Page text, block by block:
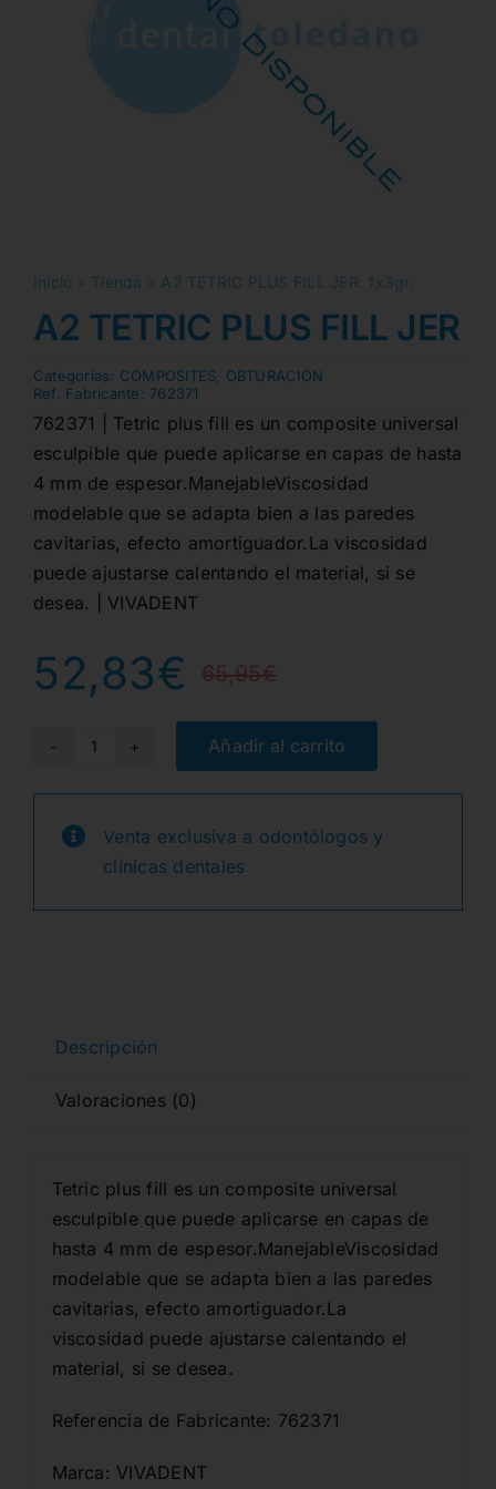
Inicio » Tienda » A2 TETRIC PLUS FILL JER. 1x3gr.
A2 TETRIC PLUS FILL JER.
Categorias: COMPOSITES
OBTURACIÓN
Ref. Fabricante: 762371
762371 | Tetric plus fill es un composite universal
esculpible que puede aplicarse en capas de hasta
4 mm de espesor.ManejableViscosidad
modelable que se adapta bien a las paredes
cavitarias, efecto amortiguador.La viscosidad
puede ajustarse calentando el material, si se
desea. | VIVADENT
65,95€El
precio
original
era:
65,95€.
52,83€
El
precio
actual
es:
52,83€.
A2
TETRIC
FILL
JER.
1x3gr.
Añadir al carrito
Venta exclusiva a odontólogos y
clínicas dentales
Descripción
Valoraciones (0)
Tetric plus fill es un composite universal
esculpible que puede aplicarse en capas de
hasta 4 mm de espesor.ManejableViscosidad
modelable que se adapta bien a las paredes
cavitarias, efecto amortiguador.La
viscosidad puede ajustarse calentando el
material, si se desea.
Referencia de Fabricante: 762371
Marca: VIVADENT